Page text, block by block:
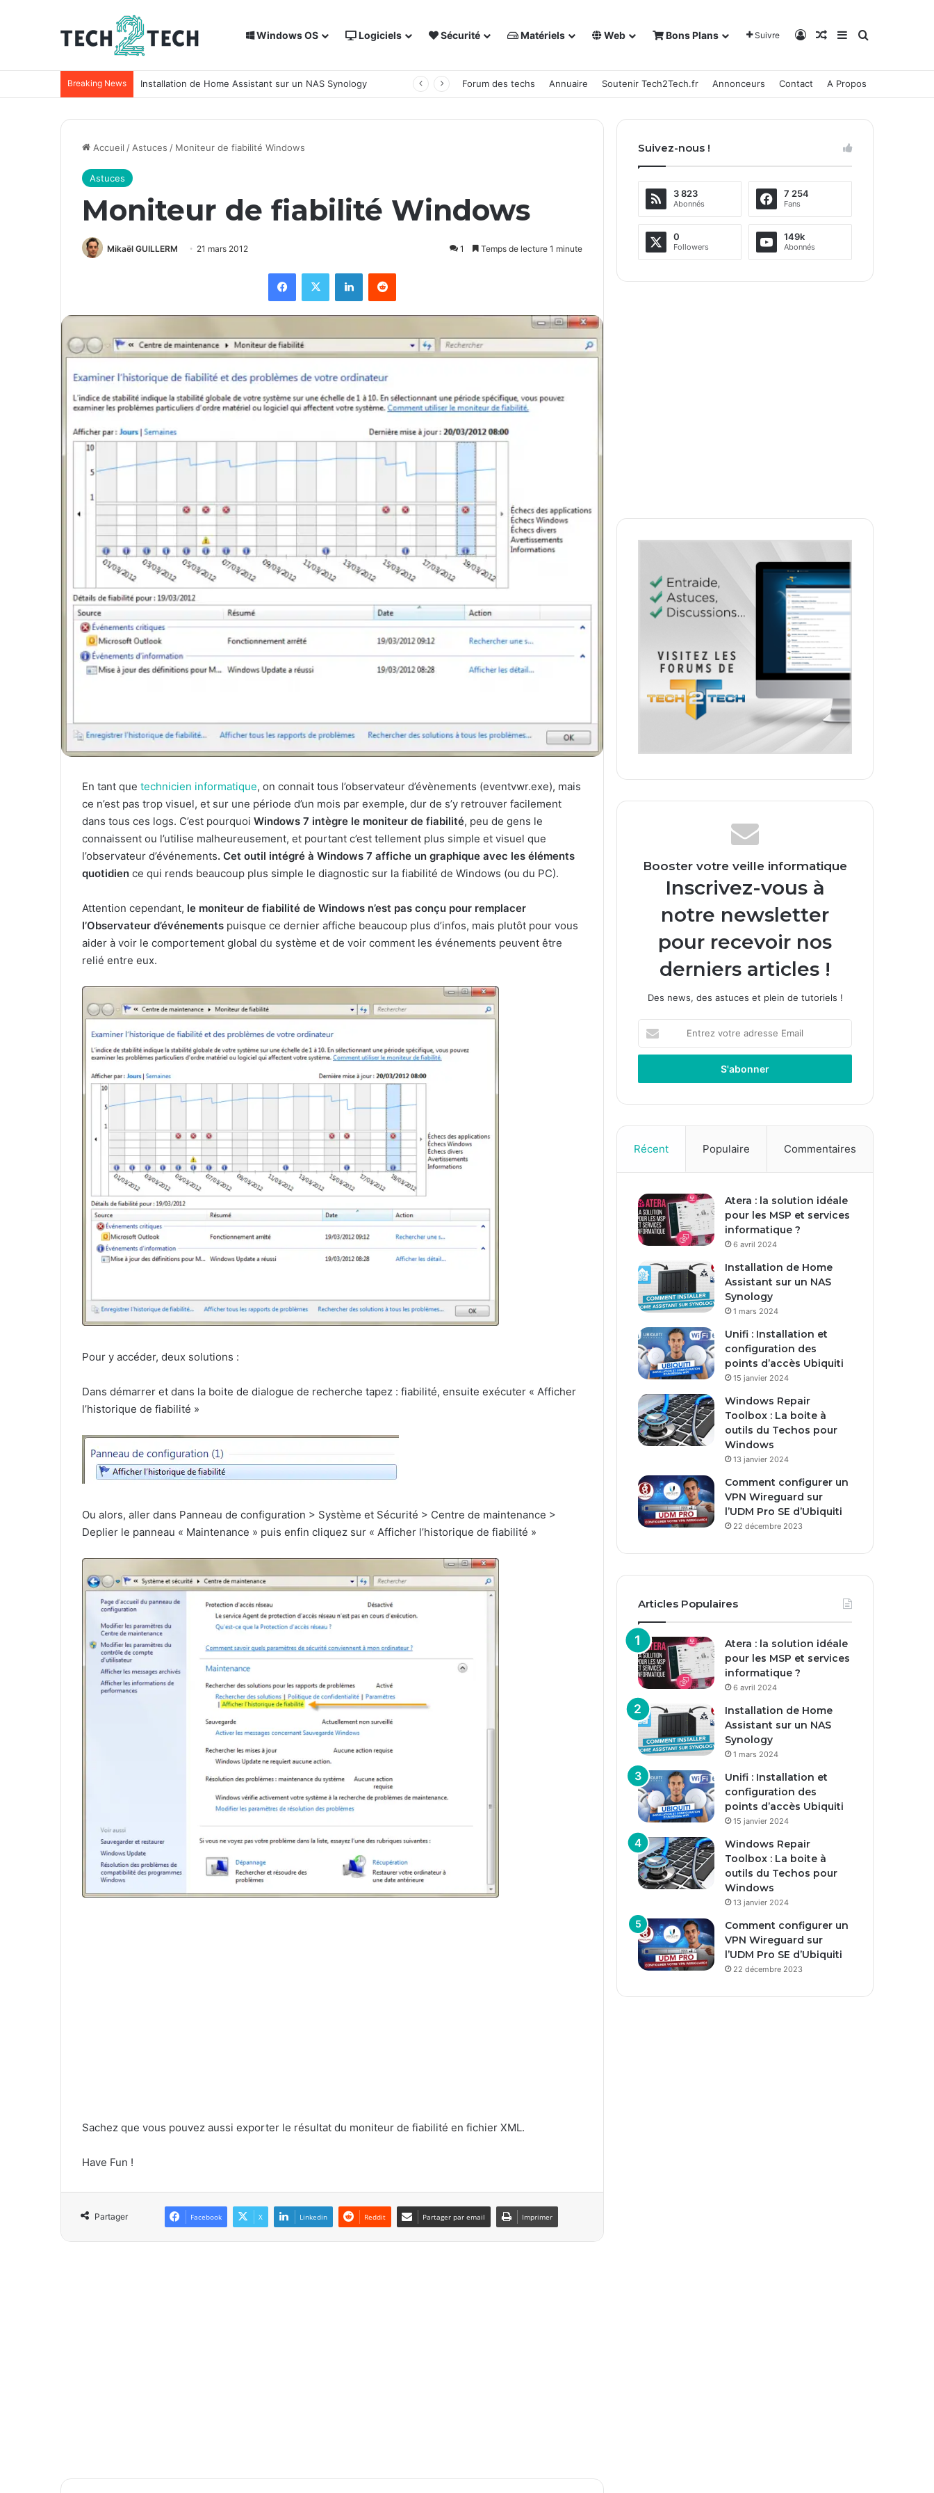
Windows OS Logiciels Sécurité Matériels Web Bons Plans Suivre Connexion
Article Aléatoire
Sidebar (barre
Rechercher
Breaking News Installation de Home Assistant sur un NAS Synology Forum des techs Annuaire Soutenir Tech2Tech.fr Annonceurs Contact A Propos
Accueil / Astuces / Moniteur de fiabilité Windows
Astuces
Moniteur de fiabilité Windows
Mikaël GUILLERM 21 mars 2012 1 Temps de lecture 1 minute
En tant que technicien informatique, on connait tous l’observateur d’évènements (eventvwr.exe), mais
ce n’est pas trop visuel, et sur une période d’un mois par exemple, dur de s’y retrouver facilement
dans tous ces logs. C’est pourquoi Windows 7 intègre le moniteur de fiabilité, peu de gens le
connaissent ou l’utilise malheureusement, et pourtant c’est tellement plus simple et visuel que
l’observateur d’événements. Cet outil intégré à Windows 7 affiche un graphique avec les éléments
quotidien ce qui rends beaucoup plus simple le diagnostic sur la fiabilité de Windows (ou du PC).
Attention cependant, le moniteur de fiabilité de Windows n’est pas conçu pour remplacer
l’Observateur d’événements puisque ce dernier affiche beaucoup plus d’infos, mais plutôt pour vous
aider à voir le comportement global du système et de voir comment les événements peuvent être
relié entre eux.
Pour y accéder, deux solutions :
Dans démarrer et dans la boite de dialogue de recherche tapez : fiabilité, ensuite exécuter « Afficher
l’historique de fiabilité »
Ou alors, aller dans Panneau de configuration > Système et Sécurité > Centre de maintenance >
Deplier le panneau « Maintenance » puis enfin cliquez sur « Afficher l’historique de fiabilité »
Sachez que vous pouvez aussi exporter le résultat du moniteur de fiabilité en fichier XML.
Have Fun !
Partager Facebook X Linkedin Reddit Partager par email Imprimer
Suivez-nous !
3 823
Abonnés
7 254
Fans
0
Followers
149k
Abonnés
Booster votre veille informatique
Inscrivez-vous à
notre newsletter
pour recevoir nos
derniers articles !
Des news, des astuces et plein de tutoriels !
t
e
o
t
e
d
r
e
s
e
m
i
l
Récent Populaire Commentaires
Atera : la solution idéale
pour les MSP et services
informatique ?
6 avril 2024
Installation de Home
Assistant sur un NAS
Synology
1 mars 2024
Unifi : Installation et
configuration des
points d’accès Ubiquiti
15 janvier 2024
Windows Repair
Toolbox : La boite à
outils du Techos pour
Windows
13 janvier 2024
Comment configurer un
VPN Wireguard sur
l’UDM Pro SE d’Ubiquiti
22 décembre 2023
Articles Populaires
Atera : la solution idéale
pour les MSP et services
informatique ?
6 avril 2024
Installation de Home
Assistant sur un NAS
Synology
1 mars 2024
Unifi : Installation et
configuration des
points d’accès Ubiquiti
15 janvier 2024
Windows Repair
Toolbox : La boite à
outils du Techos pour
Windows
13 janvier 2024
Comment configurer un
VPN Wireguard sur
l’UDM Pro SE d’Ubiquiti
22 décembre 2023